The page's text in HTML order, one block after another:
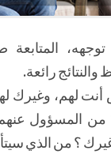
المتابعة
والنتائج رائعة.
لهم، وغيرك
من المسؤول
؟ من الذي